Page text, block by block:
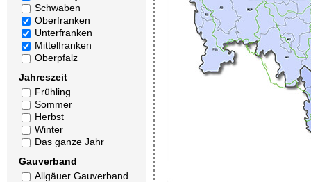
Schwaben
Oberfranken
Unterfranken
Mittelfranken
Oberpfalz
Jahreszeit
Frühling
Sommer
Herbst
Winter
Das ganze Jahr
Gauverband
Allgäuer Gauverband